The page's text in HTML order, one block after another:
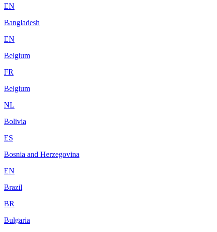
EN
Bangladesh
EN
Belgium
FR
Belgium
NL
Bolivia
ES
Bosnia and Herzegovina
EN
Brazil
BR
Bulgaria